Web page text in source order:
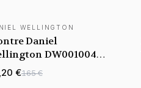
WELLINGTON
Daniel
DW00100473
Unitone Or Jaune
€165 €